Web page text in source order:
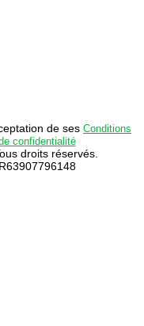
de ses Conditions
confidentialité
droits réservés.